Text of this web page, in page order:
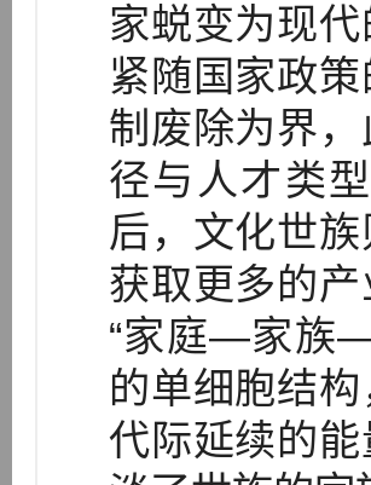
家蜕变为现
紧随国家政
制废除为界
径与人才类
后，文化世
获取更多的
“家庭—家族—
的单细胞结
代际延续的